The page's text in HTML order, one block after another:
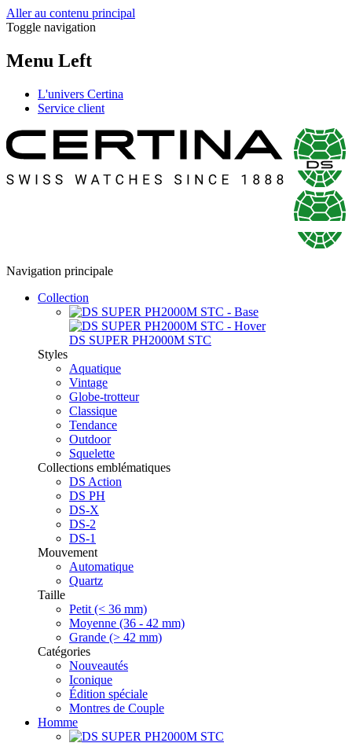
Aller au contenu principal
Toggle navigation
Menu Left
L'univers Certina
Service client
Navigation principale
Collection
DS SUPER PH2000M STC
Styles
Aquatique
Vintage
Globe-trotteur
Classique
Tendance
Outdoor
Squelette
Collections emblématiques
DS Action
DS PH
DS-X
DS-2
DS-1
Mouvement
Automatique
Quartz
Taille
Petit (< 36 mm)
Moyenne (36 - 42 mm)
Grande (> 42 mm)
Catégories
Nouveautés
Iconique
Édition spéciale
Montres de Couple
Homme